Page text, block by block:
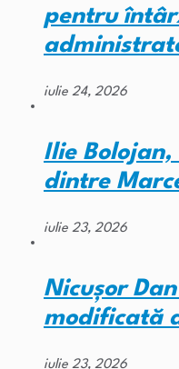
pentru
iulie 24, 2026
Ilie
dintre
iulie 23, 2026
Nicușor
modificată
iulie 23, 2026